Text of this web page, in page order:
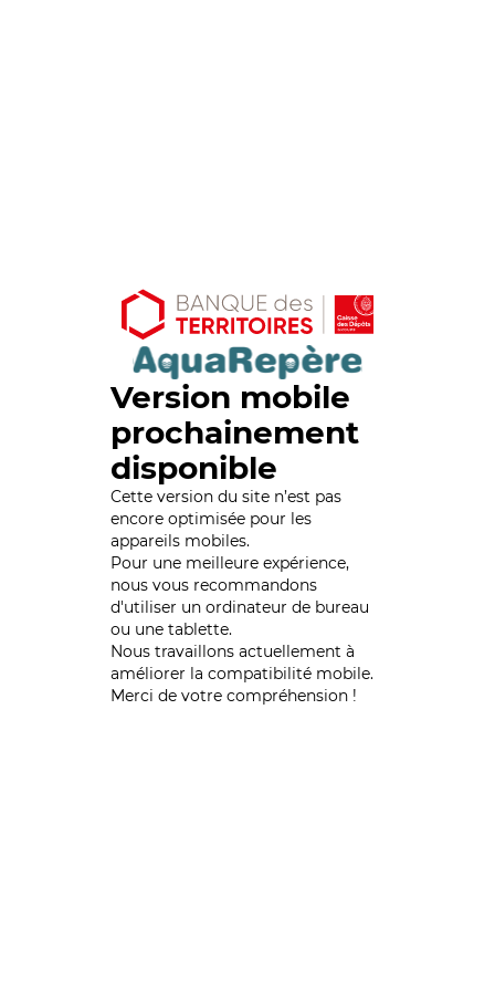
Version mobile
prochainement
disponible
Cette version du site n’est pas
encore optimisée pour les
appareils mobiles.
Pour une meilleure expérience,
nous vous recommandons
d'utiliser un ordinateur de bureau
ou une tablette.
Nous travaillons actuellement à
améliorer la compatibilité mobile.
Merci de votre compréhension !